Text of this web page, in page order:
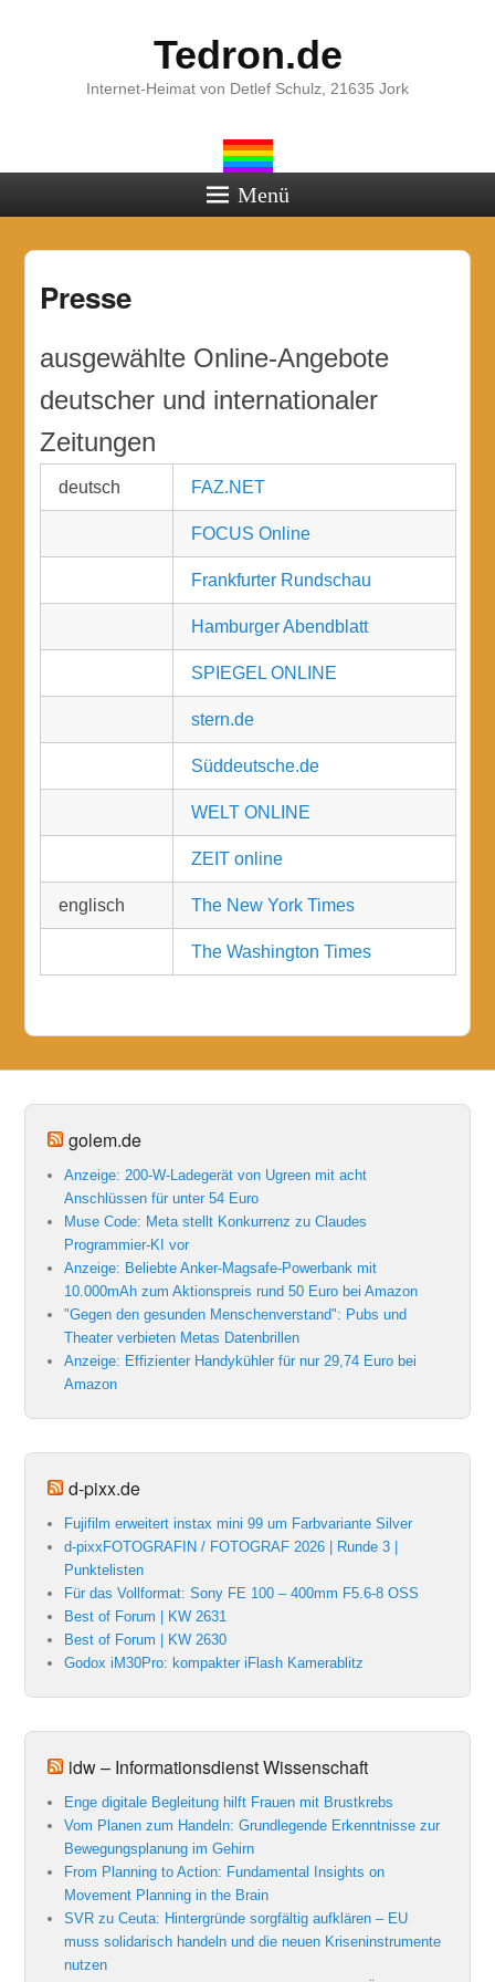
Tedron.de
Internet-Heimat von Detlef Schulz, 21635 Jork
Menü
Presse
ausgewählte Online-Angebote
deutscher und internationaler
Zeitungen
deutsch FAZ.NET
FOCUS Online
Frankfurter Rundschau
Hamburger Abendblatt
SPIEGEL ONLINE
stern.de
Süddeutsche.de
WELT ONLINE
ZEIT online
englisch The New York Times
The Washington Times
golem.de
Anzeige: 200-W-Ladegerät von Ugreen mit acht
Anschlüssen für unter 54 Euro
Muse Code: Meta stellt Konkurrenz zu Claudes
Programmier-KI vor
Anzeige: Beliebte Anker-Magsafe-Powerbank mit
10.000mAh zum Aktionspreis rund 50 Euro bei Amazon
"Gegen den gesunden Menschenverstand": Pubs und
Theater verbieten Metas Datenbrillen
Anzeige: Effizienter Handykühler für nur 29,74 Euro bei
Amazon
d-pixx.de
Fujifilm erweitert instax mini 99 um Farbvariante Silver
d-pixxFOTOGRAFIN / FOTOGRAF 2026 | Runde 3 |
Punktelisten
Für das Vollformat: Sony FE 100 – 400mm F5.6-8 OSS
Best of Forum | KW 2631
Best of Forum | KW 2630
Godox iM30Pro: kompakter iFlash Kamerablitz
idw – Informationsdienst Wissenschaft
Enge digitale Begleitung hilft Frauen mit Brustkrebs
Vom Planen zum Handeln: Grundlegende Erkenntnisse zur
Bewegungsplanung im Gehirn
From Planning to Action: Fundamental Insights on
Movement Planning in the Brain
SVR zu Ceuta: Hintergründe sorgfältig aufklären – EU
muss solidarisch handeln und die neuen Kriseninstrumente
nutzen